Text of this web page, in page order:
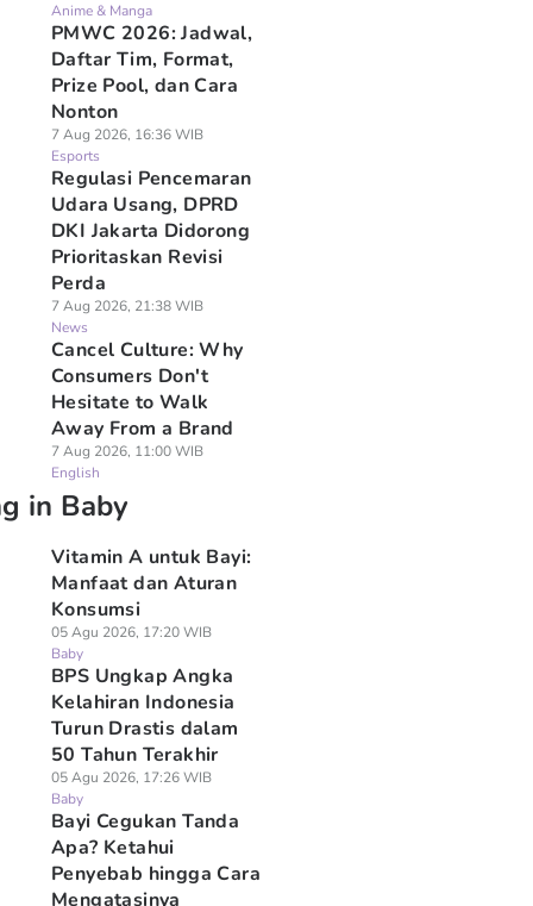
Anime & Manga
PMWC 2026: Jadwal,
Daftar Tim, Format,
Prize Pool, dan Cara
Nonton
7 Aug 2026, 16:36 WIB
Esports
Regulasi Pencemaran
Udara Usang, DPRD
DKI Jakarta Didorong
Prioritaskan Revisi
Perda
7 Aug 2026, 21:38 WIB
News
Cancel Culture: Why
Consumers Don't
Hesitate to Walk
Away From a Brand
7 Aug 2026, 11:00 WIB
English
in Baby
Vitamin A untuk Bayi:
Manfaat dan Aturan
Konsumsi
05 Agu 2026, 17:20 WIB
Baby
BPS Ungkap Angka
Kelahiran Indonesia
Turun Drastis dalam
50 Tahun Terakhir
05 Agu 2026, 17:26 WIB
Baby
Bayi Cegukan Tanda
Apa? Ketahui
Penyebab hingga Cara
Mengatasinya